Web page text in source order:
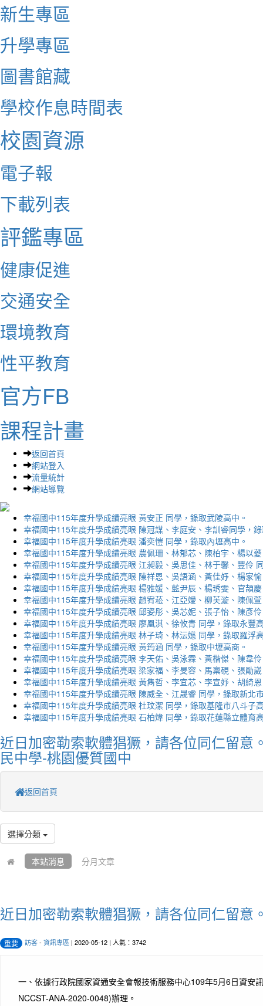
新生專區
升學專區
圖書館藏
學校作息時間表
校園資源
電子報
下載列表
評鑑專區
健康促進
交通安全
環境教育
性平教育
官方FB
課程計畫
返回首頁
網站登入
流量統計
網站導覽
幸福國中115年度升學成績亮眼 黃安正 同學，錄取武陵高中。
幸福國中115年度升學成績亮眼 陳冠謀、李庭安、李訓睿同學，
幸福國中115年度升學成績亮眼 潘奕愷 同學，錄取內壢高中。
幸福國中115年度升學成績亮眼 農佩珊、林郁芯、陳柏宇、楊以
幸福國中115年度升學成績亮眼 江昶毅、吳思佳、林于馨、豐伶
幸福國中115年度升學成績亮眼 陳祥恩、吳語涵、黃佳妤、楊家
幸福國中115年度升學成績亮眼 楊雅媛、藍尹辰、楊琇雯、官頡
幸福國中115年度升學成績亮眼 趙宥菘、江亞嬡、柳芙漩、陳佩
幸福國中115年度升學成績亮眼 邱姿彤、吳芯妮、張子怡、陳彥
幸福國中115年度升學成績亮眼 廖凰淇、徐攸青 同學，錄取永豐
幸福國中115年度升學成績亮眼 林子琦、林沄嬨 同學，錄取羅浮
幸福國中115年度升學成績亮眼 黃筠涵 同學，錄取中壢高商。
幸福國中115年度升學成績亮眼 李天佑、吳泳霖、黃楷傑、陳韋
幸福國中115年度升學成績亮眼 梁家福、李旻容、馬稟硯、張勛
幸福國中115年度升學成績亮眼 黃雋哲、李宜芯、李宣妤、胡綺
幸福國中115年度升學成績亮眼 陳威全、江晟睿 同學，錄取新北
幸福國中115年度升學成績亮眼 杜玟潔 同學，錄取基隆市八斗子
幸福國中115年度升學成績亮眼 石柏煒 同學，錄取花蓮縣立體育
近日加密勒索軟體猖獗，請各位同仁留意
民中學-桃園優質國中
返回首頁
選擇分類
本站消息 分月文章
近日加密勒索軟體猖獗，請各位同仁留意
重要 訪客- 資訊專區 | 2020-05-12 | 人氣：3742
一、依據行政院國家資通安全會報技術服務中心109年5月6日資安
NCCST-ANA-2020-0048)辦理。